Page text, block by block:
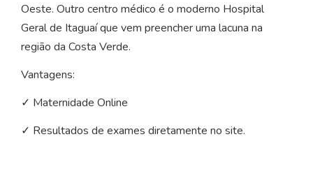
Oeste. Outro centro médico é o moderno Hospital
Geral de Itaguaí que vem preencher uma lacuna na
região da Costa Verde.
Vantagens:
✓ Maternidade Online
✓ Resultados de exames diretamente no site.